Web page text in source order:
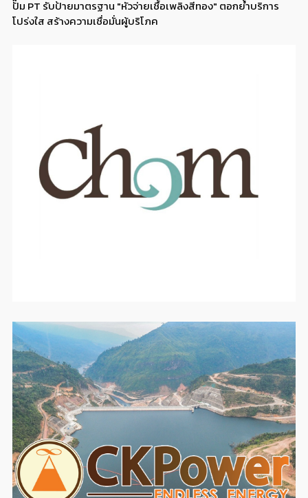
ปั๊ม PT รับป้ายมาตรฐาน "หัวจ่ายเชื้อเพลิงสีทอง" ตอกย้ำบริการ
โปร่งใส สร้างความเชื่อมั่นผู้บริโภค